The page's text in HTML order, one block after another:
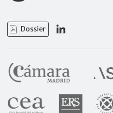
Dossier